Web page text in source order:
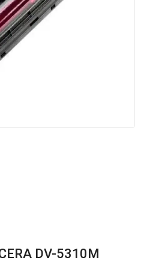
DV-5310M